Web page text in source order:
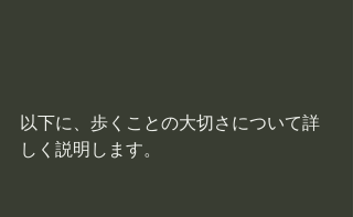
以下に、歩くことの大切さについて詳
しく説明します。